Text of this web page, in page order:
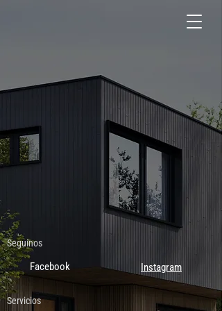
Seguinos
Facebook Instagram
Servicios